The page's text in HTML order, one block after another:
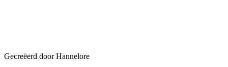
Gecreëerd door Hannelore